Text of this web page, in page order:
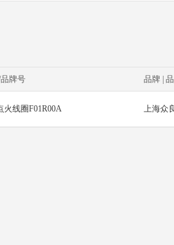
牌号 品牌 |
火线圈F01R00A 上海众